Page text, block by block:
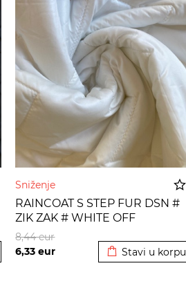
Sniženje
RAINCOAT S STEP FUR DSN #
ZIK ZAK # WHITE OFF
6,33eur
8,44eur
Stavi u korpu